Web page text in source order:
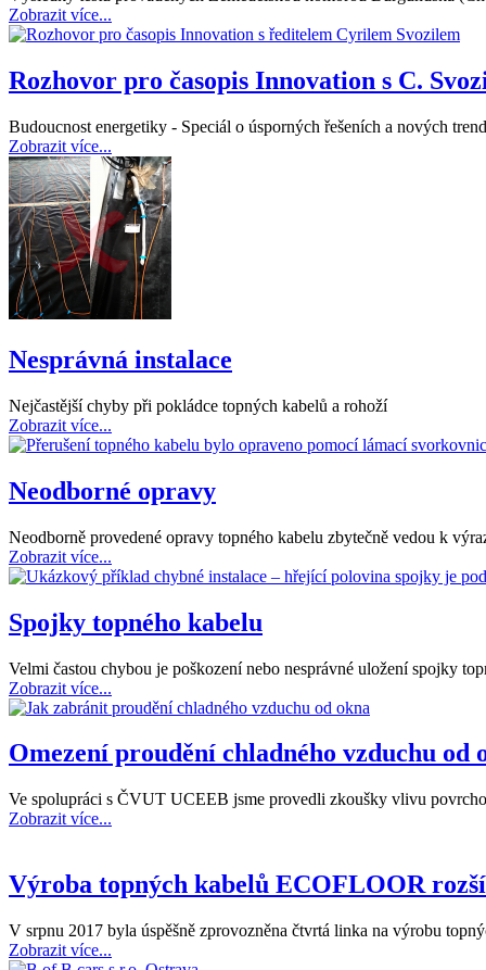
Zobrazit více...
Rozhovor pro časopis Innovation s C.
Budoucnost energetiky - Speciál o úsporných řešeních a nových
Zobrazit více...
Nesprávná instalace
Nejčastější chyby při pokládce topných kabelů a rohoží
Zobrazit více...
Neodborné opravy
Neodborně provedené opravy topného kabelu zbytečně vedou k
Zobrazit více...
Spojky topného kabelu
Velmi častou chybou je poškození nebo nesprávné uložení spojky
Zobrazit více...
Omezení proudění chladného vzduchu od
Ve spolupráci s ČVUT UCEEB jsme provedli zkoušky vlivu
Zobrazit více...
Výroba topných kabelů ECOFLOOR
V srpnu 2017 byla úspěšně zprovozněna čtvrtá linka na výrobu
Zobrazit více...